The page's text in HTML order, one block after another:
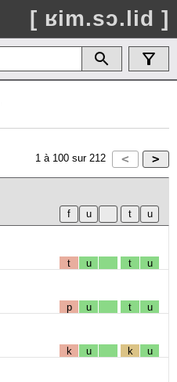
[ ʁim.sɔ.lid ]
1 à 100 sur 212
t u t u
p u t u
k u k u